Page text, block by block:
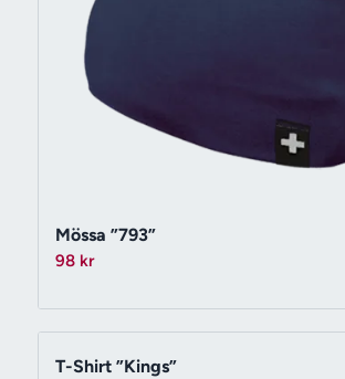
Mössa ”793”
98 kr
T-Shirt ”Kings”